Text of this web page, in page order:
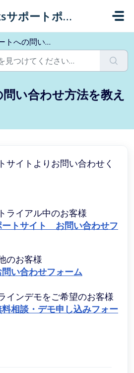
CrewWorksサポートポータル
合わせ方法を教えてください。
い合わせ方法を教え
サイトよりお問い合わせく
ライアル中のお客様
トサイト お問い合わせフ
のお客様
い合わせフォーム
インデモをご希望のお客様
相談・デモ申し込みフォー